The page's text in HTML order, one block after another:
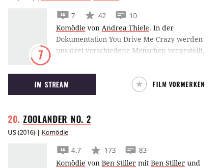
die Schönen und Reichen für nichtssagende
Statements vor die Kamera bittet.
7
7 42
10
Komödie von Andrea Thiele. In der
Dokumentation You Drive Me Crazy werden
uns drei verschiedene Menschen vorgestellt,
Ländern wiederholen müssen.
IM STREAM FILM VORMERKEN
ZOOLANDER NO. 2
US(2016) | Komödie
4.7 173
83
Komödie von Ben Stiller mit Ben Stiller und